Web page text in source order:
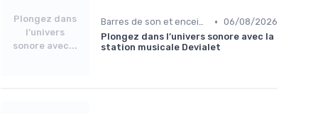
Plongez dans
l’univers
sonore avec...
Barres de son et enceintes • 06/08/2026
Plongez dans l’univers sonore avec la
station musicale Devialet